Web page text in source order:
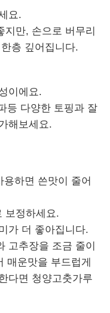
요.
만, 손으로 버무리
층 깊어집니다.
이에요.
등 다양한 토핑과 잘
해보세요.
하면 쓴맛이 줄어
보정하세요.
가 더 좋아집니다.
고추장을 조금 줄이
매운맛을 부드럽게
다면 청양고춧가루